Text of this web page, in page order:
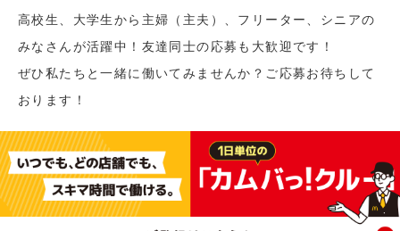
高校生、大学生から主婦（主夫）、フリーター、シニアの
みなさんが活躍中！友達同士の応募も大歓迎です！
ぜひ私たちと一緒に働いてみませんか？ご応募お待ちして
おります！